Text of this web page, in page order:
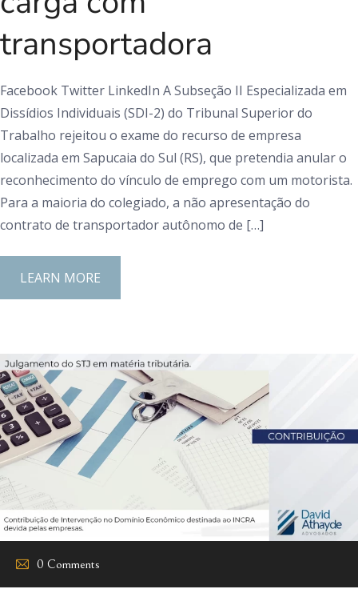
transportadora
Facebook Twitter LinkedIn A Subseção II Especializada em
Dissídios Individuais (SDI-2) do Tribunal Superior do
Trabalho rejeitou o exame do recurso de empresa
localizada em Sapucaia do Sul (RS), que pretendia anular o
reconhecimento do vínculo de emprego com um motorista.
Para a maioria do colegiado, a não apresentação do
contrato de transportador autônomo de […]
LEARN MORE
0 Comments